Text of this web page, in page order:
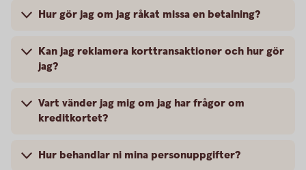
Hur gör jag om jag råkat missa en betalning?
Kan jag reklamera korttransaktioner och hur gör
jag?
Vart vänder jag mig om jag har frågor om
kreditkortet?
Hur behandlar ni mina personuppgifter?